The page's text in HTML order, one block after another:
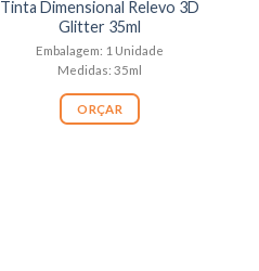
Tinta Dimensional Relevo 3D
Glitter 35ml
Embalagem: 1 Unidade
Medidas: 35ml
ORÇAR